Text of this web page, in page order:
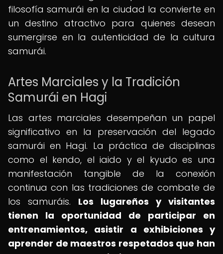
filosofía samurái en la ciudad la convierte en
un destino atractivo para quienes desean
sumergirse en la autenticidad de la cultura
samurái.
Artes Marciales y la Tradición
Samurái en Hagi
Las artes marciales desempeñan un papel
significativo en la preservación del legado
samurái en Hagi. La práctica de disciplinas
como el kendo, el iaido y el kyudo es una
manifestación tangible de la conexión
continua con las tradiciones de combate de
los samuráis. Los lugareños y visitantes
tienen la oportunidad de participar en
entrenamientos, asistir a exhibiciones y
aprender de maestros respetados que han